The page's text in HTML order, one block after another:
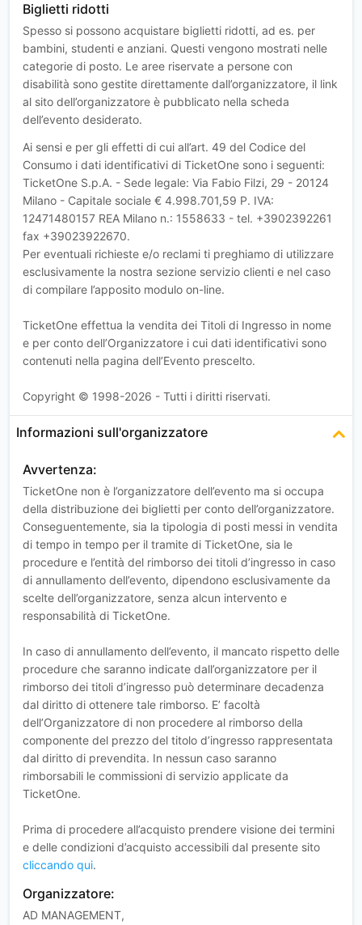
Biglietti ridotti
Spesso si possono acquistare biglietti ridotti, ad es. per
bambini, studenti e anziani. Questi vengono mostrati nelle
categorie di posto. Le aree riservate a persone con
disabilità sono gestite direttamente dall’organizzatore, il link
al sito dell’organizzatore è pubblicato nella scheda
dell’evento desiderato.
Ai sensi e per gli effetti di cui all’art. 49 del Codice del
Consumo i dati identificativi di TicketOne sono i seguenti:
TicketOne S.p.A. - Sede legale: Via Fabio Filzi, 29 - 20124
Milano - Capitale sociale € 4.998.701,59 P. IVA:
12471480157 REA Milano n.: 1558633 - tel. +3902392261
fax +39023922670.
Per eventuali richieste e/o reclami ti preghiamo di utilizzare
esclusivamente la nostra sezione servizio clienti e nel caso
di compilare l’apposito modulo on-line.
TicketOne effettua la vendita dei Titoli di Ingresso in nome
e per conto dell’Organizzatore i cui dati identificativi sono
contenuti nella pagina dell’Evento prescelto.
Copyright © 1998-2026 - Tutti i diritti riservati.
Informazioni sull'organizzatore
Avvertenza:
TicketOne non è l’organizzatore dell’evento ma si occupa
della distribuzione dei biglietti per conto dell’organizzatore.
Conseguentemente, sia la tipologia di posti messi in vendita
di tempo in tempo per il tramite di TicketOne, sia le
procedure e l’entità del rimborso dei titoli d’ingresso in caso
di annullamento dell’evento, dipendono esclusivamente da
scelte dell’organizzatore, senza alcun intervento e
responsabilità di TicketOne.
In caso di annullamento dell’evento, il mancato rispetto delle
procedure che saranno indicate dall’organizzatore per il
rimborso dei titoli d’ingresso può determinare decadenza
dal diritto di ottenere tale rimborso. E’ facoltà
dell’Organizzatore di non procedere al rimborso della
componente del prezzo del titolo d’ingresso rappresentata
dal diritto di prevendita. In nessun caso saranno
rimborsabili le commissioni di servizio applicate da
TicketOne.
Prima di procedere all’acquisto prendere visione dei termini
e delle condizioni d’acquisto accessibili dal presente sito
cliccando qui.
Organizzatore:
AD MANAGEMENT,